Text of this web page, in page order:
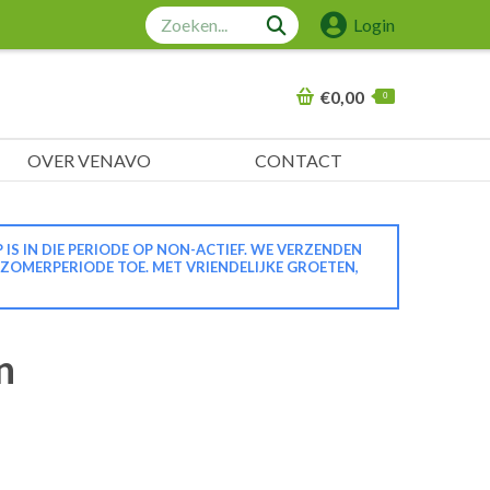
Zoeken: Login
€0,00 0
OVER VENAVO CONTACT
IN DIE PERIODE OP NON-ACTIEF. WE VERZENDEN
TOE. MET VRIENDELIJKE GROETEN,